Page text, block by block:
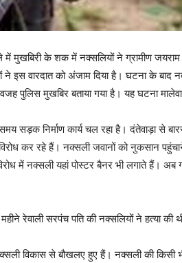
में मुखबिरी के शक में नक्सलियों ने ग्रामीण
ने इस वारदात को अंजाम दिया है। घटना के
पुलिस मुखबिर बताया गया है। यह घटना
सड़क निर्माण कार्य चल रहा है। दंतेवाड़ा से
विरोध कर रहे हैं। नक्सली जवानों को नुकसान
में नक्सली यहां पोस्टर बैनर भी लगाते हैं। अब
रेवाली सरपंच पति की नक्सलियों ने हत्या की
विकास से बौखलए हुए हैं। नक्सली की किसी